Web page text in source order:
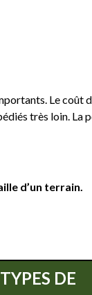
Le coût
très loin. La
d’un terrain.
DE